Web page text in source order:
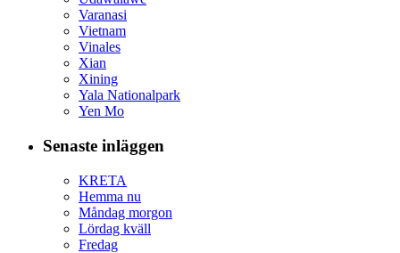
Varanasi
Vietnam
Vinales
Xian
Xining
Yala Nationalpark
Yen Mo
Senaste inläggen
KRETA
Hemma nu
Måndag morgon
Lördag kväll
Fredag